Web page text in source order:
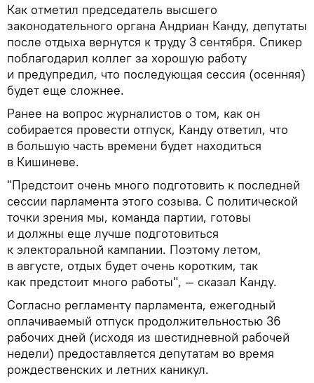
Как отметил председатель высшего
законодательного органа Андриан Канду, депутаты
после отдыха вернутся к труду 3 сентября. Спикер
поблагодарил коллег за хорошую работу
и предупредил, что последующая сессия (осенняя)
будет еще сложнее.
Ранее на вопрос журналистов о том, как он
собирается провести отпуск, Канду ответил, что
в большую часть времени будет находиться
в Кишиневе.
"Предстоит очень много подготовить к последней
сессии парламента этого созыва. С политической
точки зрения мы, команда партии, готовы
и должны еще лучше подготовиться
к электоральной кампании. Поэтому летом,
в августе, отдых будет очень коротким, так
как предстоит много работы", — сказал Канду.
Согласно регламенту парламента, ежегодный
оплачиваемый отпуск продолжительностью 36
рабочих дней (исходя из шестидневной рабочей
недели) предоставляется депутатам во время
рождественских и летних каникул.